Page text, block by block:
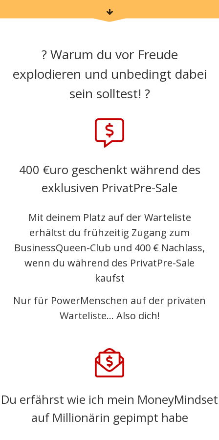
?Warum du vor Freude
explodieren und unbedingt dabei
sein solltest! ?
400 €uro geschenkt während des
exklusiven PrivatPre-Sale
Mit deinem Platz auf der Warteliste
erhältst du frühzeitig Zugang zum
BusinessQueen-Club und 400 € Nachlass,
wenn du während des PrivatPre-Sale
kaufst
Nur für PowerMenschen auf der privaten
Warteliste... Also dich!
Du erfährst wie ich mein MoneyMindset
auf Millionärin gepimpt habe